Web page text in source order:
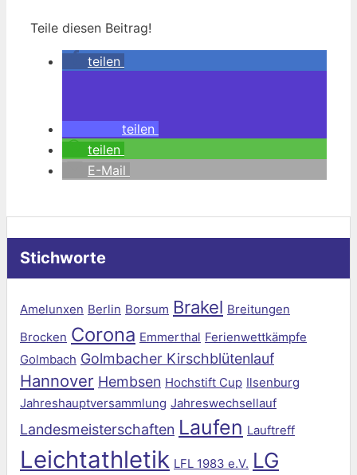
Teile diesen Beitrag!
teilen
teilen
teilen
E-Mail
Stichworte
Amelunxen Berlin Borsum Brakel Breitungen
Brocken Corona Emmerthal Ferienwettkämpfe
Golmbach Golmbacher Kirschblütenlauf
Hannover Hembsen Hochstift Cup Ilsenburg
Jahreshauptversammlung Jahreswechsellauf
Landesmeisterschaften Laufen Lauftreff
Leichtathletik LFL 1983 e.V. LG